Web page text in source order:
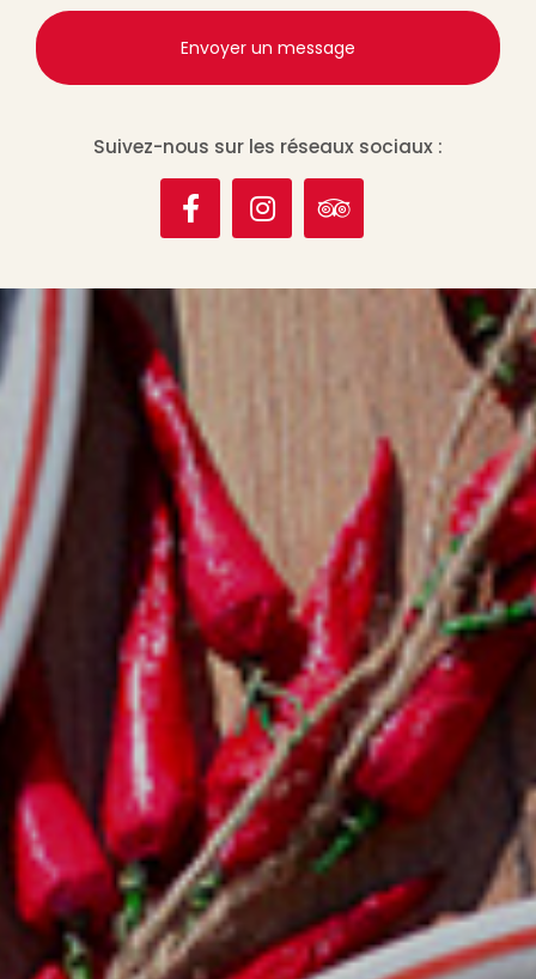
Envoyer un message
Suivez-nous sur les réseaux sociaux :